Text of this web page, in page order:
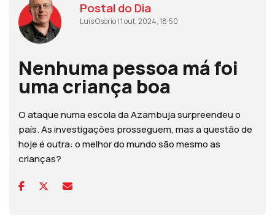
Postal do Dia
Luís Osório | 1 out, 2024, 18:50
Nenhuma pessoa má foi
uma criança boa
O ataque numa escola da Azambuja surpreendeu o
país. As investigações prosseguem, mas a questão de
hoje é outra: o melhor do mundo são mesmo as
crianças?